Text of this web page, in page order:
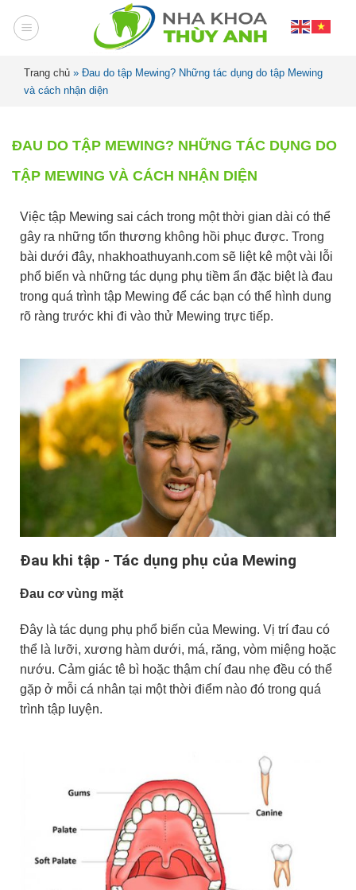
Trang chủ » Đau do tập Mewing? Những tác dụng do tập Mewing
và cách nhận diện
ĐAU DO TẬP MEWING? NHỮNG TÁC DỤNG DO
TẬP MEWING VÀ CÁCH NHẬN DIỆN
Việc tập Mewing sai cách trong một thời gian dài có thể
gây ra những tổn thương không hồi phục được. Trong
bài dưới đây, nhakhoathuyanh.com sẽ liệt kê một vài lỗi
phổ biến và những tác dụng phụ tiềm ẩn đặc biệt là đau
trong quá trình tập Mewing để các bạn có thể hình dung
rõ ràng trước khi đi vào thử Mewing trực tiếp.
Đau khi tập - Tác dụng phụ của Mewing
Đau cơ vùng mặt
Đây là tác dụng phụ phổ biến của Mewing. Vị trí đau có
thể là lưỡi, xương hàm dưới, má, răng, vòm miệng hoặc
nướu. Cảm giác tê bì hoặc thậm chí đau nhẹ đều có thể
gặp ở mỗi cá nhân tại một thời điểm nào đó trong quá
trình tập luyện.